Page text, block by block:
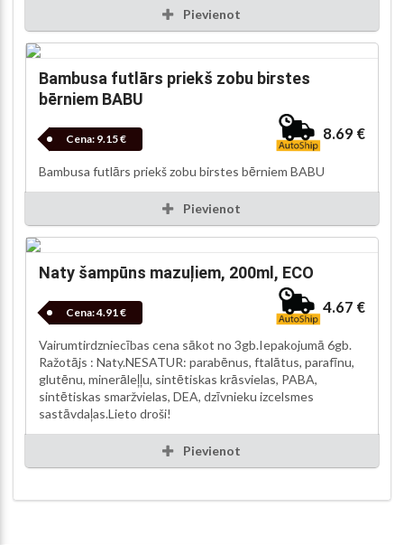
Pievienot
Bambusa futlārs priekš zobu birstes
bērniem BABU
Cena: 9.15 € 8.69 €
Bambusa futlārs priekš zobu birstes bērniem BABU
Pievienot
Naty šampūns mazuļiem, 200ml, ECO
Cena:4.91 € 4.67 €
Vairumtirdzniecības cena sākot no 3gb.Iepakojumā 6gb.
Ražotājs : Naty.NESATUR: parabēnus, ftalātus, parafīnu,
glutēnu, minerāleļļu, sintētiskas krāsvielas, PABA,
sintētiskas smaržvielas, DEA, dzīvnieku izcelsmes
sastāvdaļas.Lieto droši!
Pievienot